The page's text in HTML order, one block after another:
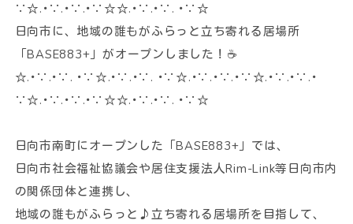
仕事や職場のこと
障がいや病気のこと
法律や犯罪被害
くらしのお困りごとなど
こころの健康チェック
だれかの支えになりたいアナタ
∵☆.･∵.･∵.･∵☆☆.･∵.･∵. ･∵☆
日向市に、地域の誰もがふらっと立ち寄れる居場所
「BASE883+」がオープンしました！☕
☆.･∵.･∵. ･∵☆.･∵.･∵. ･∵☆.･∵.･∵.･∵☆.･∵.･∵.･
∵☆.･∵.･∵.･∵☆☆.･∵.･∵. ･∵☆
日向市南町にオープンした「BASE883+」では、
日向市社会福祉協議会や居住支援法人Rim-Link等日向市内
の関係団体と連携し、
地域の誰もがふらっと♪立ち寄れる居場所を目指して、